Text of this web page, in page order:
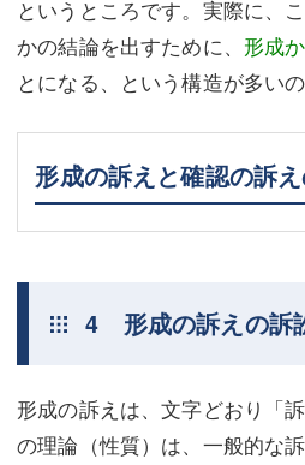
というところです。実際に、
かの結論を出すために、 形成
とになる、という構造が多いの
形成の訴えと確認の訴
4 形成の訴えの訴
形成の訴えは、文字どおり「
の理論（性質）は、一般的な